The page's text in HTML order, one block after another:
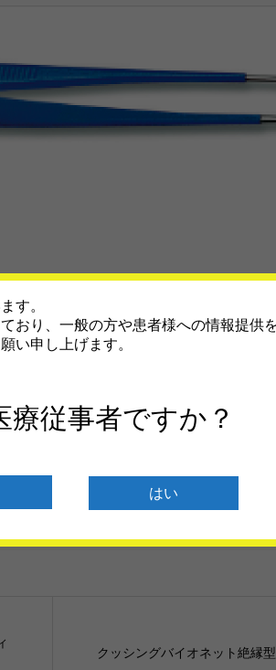
注意ください。
クッシングバイオネット絶縁
す。
おり、一般の方や患者様への情報提供
い申し上げます。
療従事者ですか？
はい